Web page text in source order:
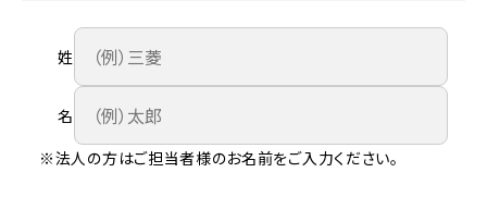
姓
名
※法人の方はご担当者様のお名前をご入力ください。